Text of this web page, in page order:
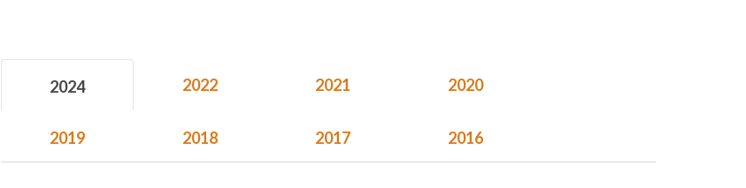
2024 2022 2021 2020
2019 2018 2017 2016